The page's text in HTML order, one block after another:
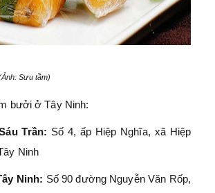
Sưu tầm)
bưởi ở Tây Ninh:
Trần: Số 4, ấp Hiệp Nghĩa, xã Hiệp
Ninh
Ninh: Số 90 đường Nguyễn Văn Rốp,